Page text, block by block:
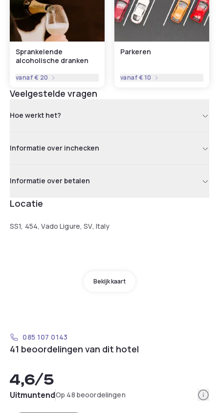
Sprankelende
alcoholische dranken
vanaf€ 20
Parkeren
vanaf€ 10
Veelgestelde vragen
Hoe werkt het?
Informatie over inchecken
Informatie over betalen
Locatie
SS1, 454, Vado Ligure, SV, Italy
Bekijk kaart
085 107 0143
41 beoordelingen van dit hotel
4,6/5
UitmuntendOp 48 beoordelingen